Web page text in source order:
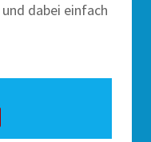
dabei einfach